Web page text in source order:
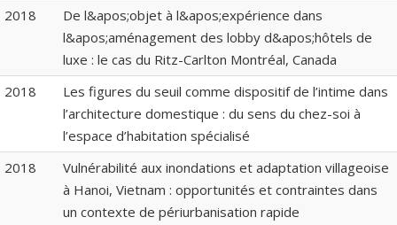
2018
De l&apos;objet à l&apos;expérience dans
l&apos;aménagement des lobby d&apos;hôtels de
luxe : le cas du Ritz-Carlton Montréal, Canada
2018
Les figures du seuil comme dispositif de l’intime dans
l’architecture domestique : du sens du chez-soi à
l’espace d’habitation spécialisé
2018
Vulnérabilité aux inondations et adaptation villageoise
à Hanoi, Vietnam : opportunités et contraintes dans
un contexte de périurbanisation rapide